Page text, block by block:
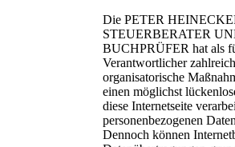
Die PETER
STEUERBERATER
BUCHPRÜFER hat als
Verantwortlicher
organisatorische
einen möglichst
diese Internetseite
personenbezogenen
Dennoch können